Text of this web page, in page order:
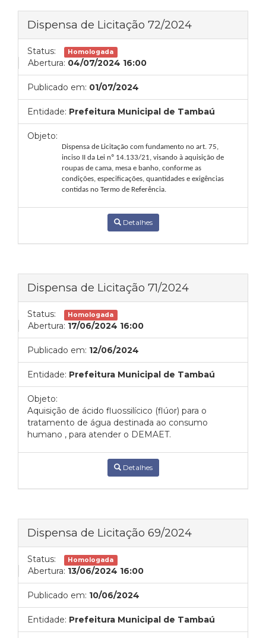
Dispensa de Licitação 72/2024
Status: Homologada
Abertura: 04/07/2024 16:00
Publicado em: 01/07/2024
Entidade: Prefeitura Municipal de Tambaú
Objeto:
Dispensa de Licitação com fundamento no art. 75,
inciso II da Lei nº 14.133/21, visando à aquisição de
roupas de cama, mesa e banho, conforme as
condições,especificações, quantidades e exigências
contidas no Termo de Referência.
Detalhes
Dispensa de Licitação 71/2024
Status: Homologada
Abertura: 17/06/2024 16:00
Publicado em: 12/06/2024
Entidade: Prefeitura Municipal de Tambaú
Objeto:
Aquisição de ácido fluossilícico (flúor) para o
tratamento de água destinada ao consumo
humano , para atender o DEMAET.
Detalhes
Dispensa de Licitação 69/2024
Status: Homologada
Abertura: 13/06/2024 16:00
Publicado em: 10/06/2024
Entidade: Prefeitura Municipal de Tambaú